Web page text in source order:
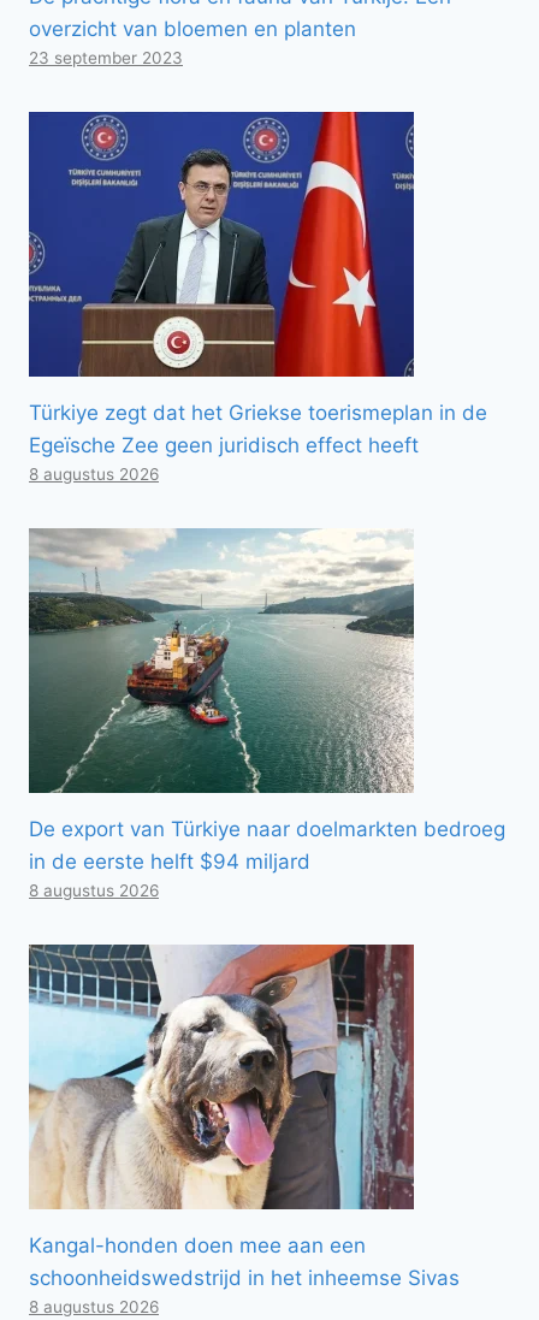
overzicht van bloemen en planten
23 september 2023
Türkiye zegt dat het Griekse toerismeplan in de
Egeïsche Zee geen juridisch effect heeft
8 augustus 2026
De export van Türkiye naar doelmarkten bedroeg
in de eerste helft $94 miljard
8 augustus 2026
Kangal-honden doen mee aan een
schoonheidswedstrijd in het inheemse Sivas
8 augustus 2026